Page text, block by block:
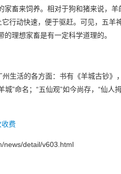
畜来饲养。相对于狗和猪来说，羊
行动快速，便于驱赶。可见，五羊
理想家畜是有一定科学道理的。
生活的各方面：书有《羊城古钞》
”命名；“五仙观”如今尚存，“仙人拇
费
news/detail/v603.html